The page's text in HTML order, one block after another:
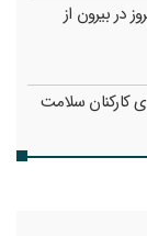
در بیرون از
کارکنان سلامت